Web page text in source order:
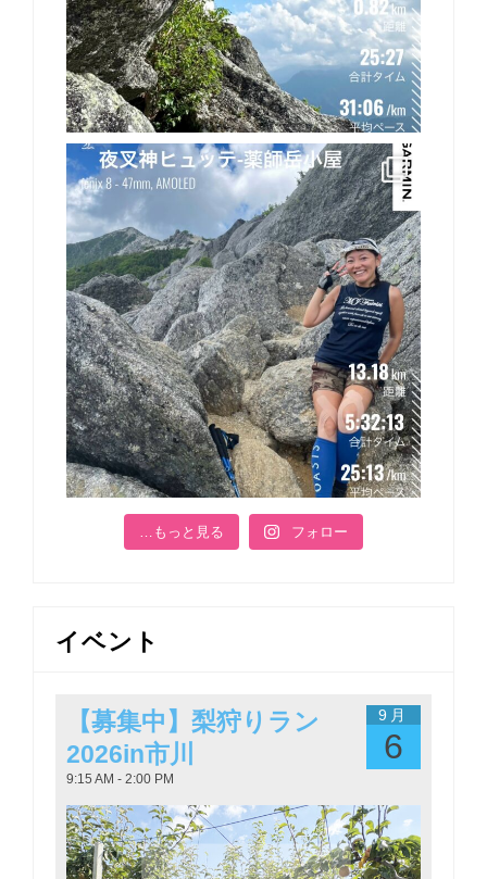
…もっと見る フォロー
イベント
9月
6
【募集中】梨狩りラン
2026in市川
9:15 AM - 2:00 PM